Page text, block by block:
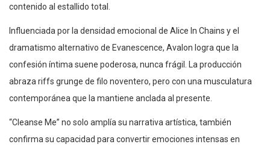
contenido al estallido total.
Influenciada por la densidad emocional de Alice In Chains y el
dramatismo alternativo de Evanescence, Avalon logra que la
confesión íntima suene poderosa, nunca frágil. La producción
abraza riffs grunge de filo noventero, pero con una musculatura
contemporánea que la mantiene anclada al presente.
“Cleanse Me” no solo amplía su narrativa artística, también
confirma su capacidad para convertir emociones intensas en